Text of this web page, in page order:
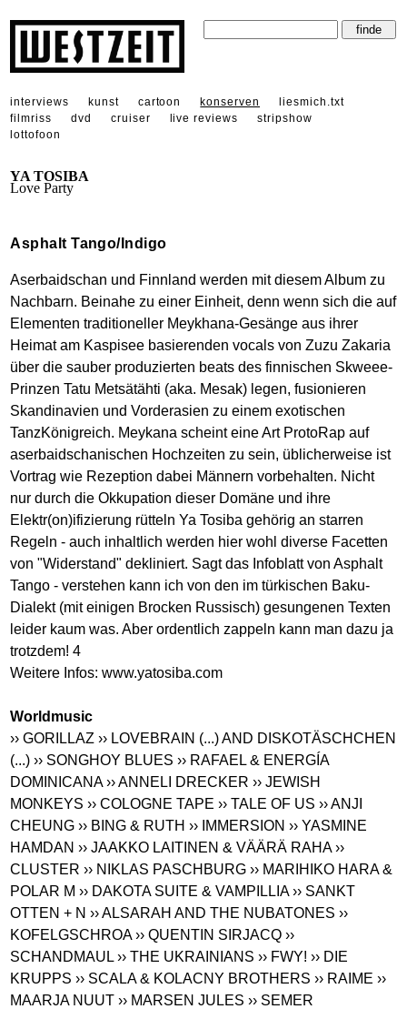
interviews kunst cartoon konserven
liesmich.txt
filmriss
dvd cruiser live reviews
stripshow
lottofoon
YA TOSIBA
Love Party
Asphalt Tango/Indigo
Aserbaidschan und Finnland werden mit diesem Album zu
Nachbarn. Beinahe zu einer Einheit, denn wenn sich die auf
Elementen traditioneller Meykhana-Gesänge aus ihrer
Heimat am Kaspisee basierenden vocals von Zuzu Zakaria
über die sauber produzierten beats des finnischen Skweee-
Prinzen Tatu Metsätähti (aka. Mesak) legen, fusionieren
Skandinavien und Vorderasien zu einem exotischen
TanzKönigreich. Meykana scheint eine Art ProtoRap auf
aserbaidschanischen Hochzeiten zu sein, üblicherweise ist
Vortrag wie Rezeption dabei Männern vorbehalten. Nicht
nur durch die Okkupation dieser Domäne und ihre
Elektr(on)ifizierung rütteln Ya Tosiba gehörig an starren
Regeln - auch inhaltlich werden hier wohl diverse Facetten
von "Widerstand" dekliniert. Sagt das Infoblatt von Asphalt
Tango - verstehen kann ich von den im türkischen Baku-
Dialekt (mit einigen Brocken Russisch) gesungenen Texten
leider kaum was. Aber ordentlich zappeln kann man dazu ja
trotzdem! 4
Weitere Infos:www.yatosiba.com
Worldmusic
›› GORILLAZ ›› LOVEBRAIN (...) AND DISKOTÄSCHCHEN
(...) ›› SONGHOY BLUES ›› RAFAEL & ENERGÍA
DOMINICANA ›› ANNELI DRECKER ›› JEWISH
MONKEYS ›› COLOGNE TAPE ›› TALE OF US ›› ANJI
CHEUNG ›› BING & RUTH ›› IMMERSION ›› YASMINE
HAMDAN ›› JAAKKO LAITINEN & VÄÄRÄ RAHA ››
CLUSTER ›› NIKLAS PASCHBURG ›› MARIHIKO HARA &
POLAR M ›› DAKOTA SUITE & VAMPILLIA ›› SANKT
OTTEN + N ›› ALSARAH AND THE NUBATONES ››
KOFELGSCHROA ›› QUENTIN SIRJACQ ››
SCHANDMAUL ›› THE UKRAINIANS ›› FWY! ›› DIE
KRUPPS ›› SCALA & KOLACNY BROTHERS ›› RAIME ››
MAARJA NUUT ›› MARSEN JULES ›› SEMER